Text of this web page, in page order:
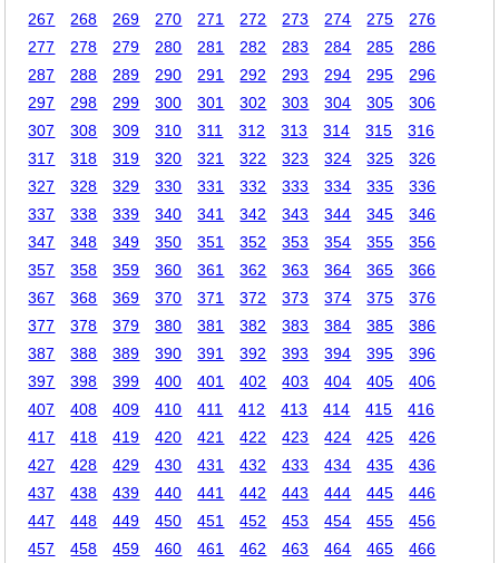
267 268 269 270 271 272 273 274 275
276
277
278 279 280 281 282 283 284 285
286
287
288 289 290 291 292 293 294 295
296
297
298 299 300 301 302 303 304 305
306
307
308 309 310 311 312 313 314 315
316
317
318 319 320 321 322 323 324 325
326
327
328 329 330 331 332 333 334 335
336
337
338 339 340 341 342 343 344 345
346
347
348 349 350 351 352 353 354 355
356
357
358 359 360 361 362 363 364 365
366
367
368 369 370 371 372 373 374 375
376
377
378 379 380 381 382 383 384 385
386
387
388 389 390 391 392 393 394 395
396
397
398 399 400 401 402 403 404 405
406
407
408 409 410 411 412 413 414 415
416
417
418 419 420 421 422 423 424 425
426
427
428 429 430 431 432 433 434 435
436
437
438 439 440 441 442 443 444 445
446
447
448 449 450 451 452 453 454 455
456
457
458 459 460 461 462 463 464 465
466